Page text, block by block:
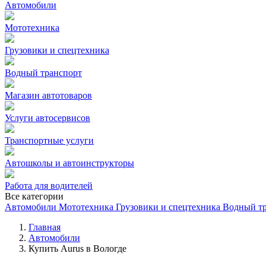
Автомобили
Мототехника
Грузовики и спецтехника
Водный транспорт
Магазин автотоваров
Услуги автосервисов
Транспортные услуги
Автошколы и автоинструкторы
Работа для водителей
Все категории
Автомобили Мототехника Грузовики и спецтехника Водный
Главная
Автомобили
Купить Aurus в Вологде